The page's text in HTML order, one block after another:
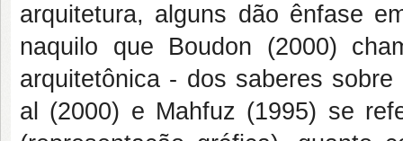
arquitetura, alguns dão ênfase
naquilo que Boudon (2000)
arquitetônica - dos saberes
al (2000) e Mahfuz (1995) se